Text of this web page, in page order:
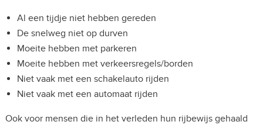
Al een tijdje niet hebben gereden
De snelweg niet op durven
Moeite hebben met parkeren
Moeite hebben met verkeersregels/borden
Niet vaak met een schakelauto rijden
Niet vaak met een automaat rijden
Ook voor mensen die in het verleden hun rijbewijs gehaald